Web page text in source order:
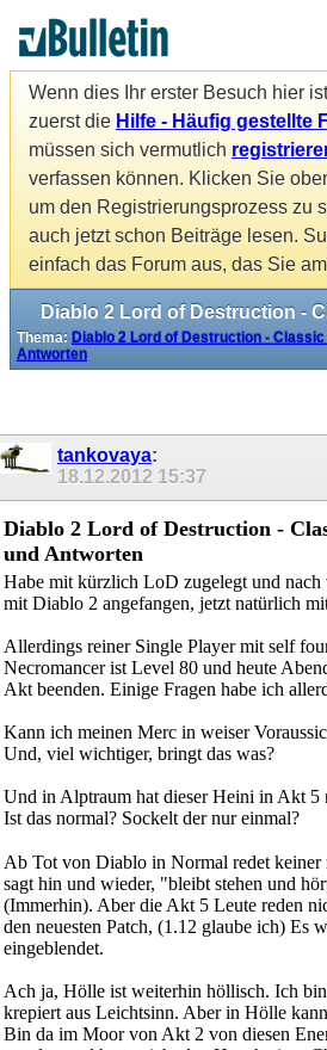
Wenn dies Ihr erster Besuch hier
zuerst die Hilfe - Häufig gestellte
müssen sich vermutlich
verfassen können. Klicken Sie
um den Registrierungsprozess zu
auch jetzt schon Beiträge lesen.
einfach das Forum aus, das Sie
Thema: Diablo 2 Lord of Destruction -
Antworten
tankovaya:
18.12.2012 15:37
Diablo 2 Lord of Destruction -
und Antworten
Habe mit kürzlich LoD zugelegt und nach
mit Diablo 2 angefangen, jetzt natürlich
Allerdings reiner Single Player mit self
Necromancer ist Level 80 und heute
Akt beenden. Einige Fragen habe ich
Kann ich meinen Merc in weiser
Und, viel wichtiger, bringt das was?
Und in Alptraum hat dieser Heini in Akt 5
Ist das normal? Sockelt der nur einmal?
Ab Tot von Diablo in Normal redet keiner
sagt hin und wieder, "bleibt stehen und
(Immerhin). Aber die Akt 5 Leute reden
den neuesten Patch, (1.12 glaube ich) Es
eingeblendet.
Ach ja, Hölle ist weiterhin höllisch. Ich
krepiert aus Leichtsinn. Aber in Hölle
Bin da im Moor von Akt 2 von diesen